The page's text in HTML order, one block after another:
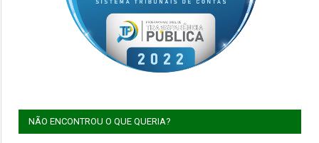
NÃO ENCONTROU O QUE QUERIA?